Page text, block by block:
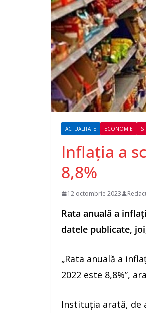
ACTUALITATE ECONOMIE
Inflaţia a
8,8%
12 octombrie 2023
Rata anuală a
datele publicate,
„Rata anuală a
2022 este 8,8%”,
Instituţia arată, de